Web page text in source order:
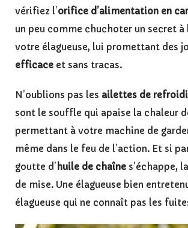
vérifiez l’orifice d’alimentation en
un peu comme chuchoter un secret à
votre élagueuse, lui promettant des
efficace et sans tracas.
N’oublions pas les ailettes de
sont le souffle qui apaise la chaleur
permettant à votre machine de
même dans le feu de l’action. Et si
goutte d’huile de chaîne s’échappe,
de mise. Une élagueuse bien
élagueuse qui ne connaît pas les